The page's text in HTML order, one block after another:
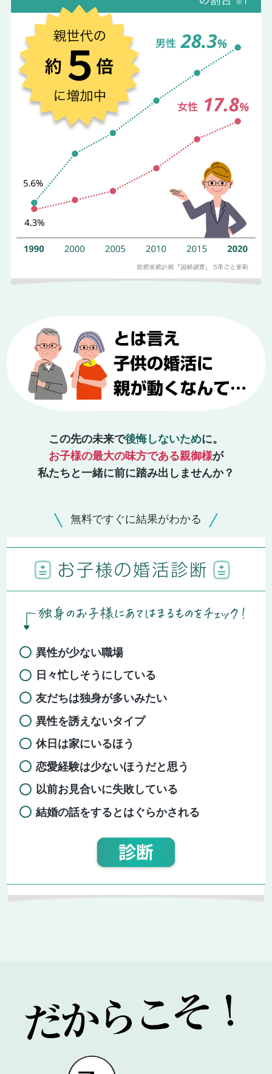
この先の未来で後悔しないために。
お子様の最大の味方である親御様が
私たちと一緒に前に踏み出しませんか？
無料ですぐに結果がわかる
異性が少ない職場
日々忙しそうにしている
友だちは独身が多いみたい
異性を誘えないタイプ
休日は家にいるほう
恋愛経験は少ないほうだと思う
以前お見合いに失敗している
結婚の話をするとはぐらかされる